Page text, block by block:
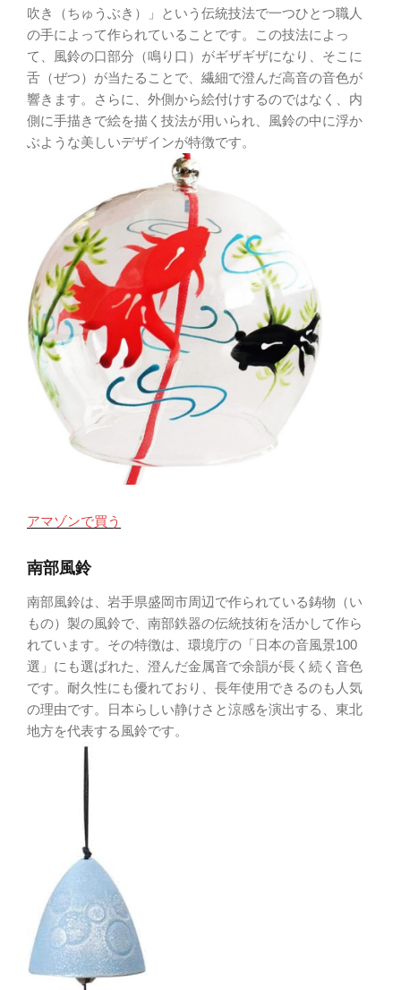
吹き（ちゅうぶき）」という伝統技法で一つひとつ職人
の手によって作られていることです。この技法によっ
て、風鈴の口部分（鳴り口）がギザギザになり、そこに
舌（ぜつ）が当たることで、繊細で澄んだ高音の音色が
響きます。さらに、外側から絵付けするのではなく、内
側に手描きで絵を描く技法が用いられ、風鈴の中に浮か
ぶような美しいデザインが特徴です。
アマゾンで買う
南部風鈴
南部風鈴は、岩手県盛岡市周辺で作られている鋳物（い
もの）製の風鈴で、南部鉄器の伝統技術を活かして作ら
れています。その特徴は、環境庁の「日本の音風景100
選」にも選ばれた、澄んだ金属音で余韻が長く続く音色
です。耐久性にも優れており、長年使用できるのも人気
の理由です。日本らしい静けさと涼感を演出する、東北
地方を代表する風鈴です。